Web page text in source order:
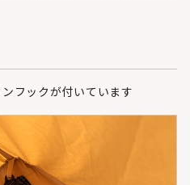
フックが付いています